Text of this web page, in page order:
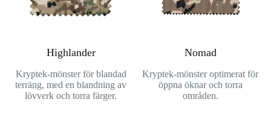
Highlander
Kryptek-mönster för blandad
terräng, med en blandning av
lövverk och torra färger.
Nomad
Kryptek-mönster optimerat för
öppna öknar och torra
områden.